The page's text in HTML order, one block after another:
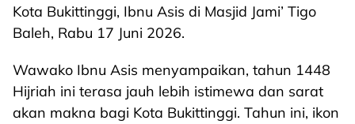
Kota Bukittinggi, Ibnu Asis di Masjid Jami’ Tigo
Baleh, Rabu 17 Juni 2026.
Wawako Ibnu Asis menyampaikan, tahun 1448
Hijriah ini terasa jauh lebih istimewa dan sarat
akan makna bagi Kota Bukittinggi. Tahun ini, ikon